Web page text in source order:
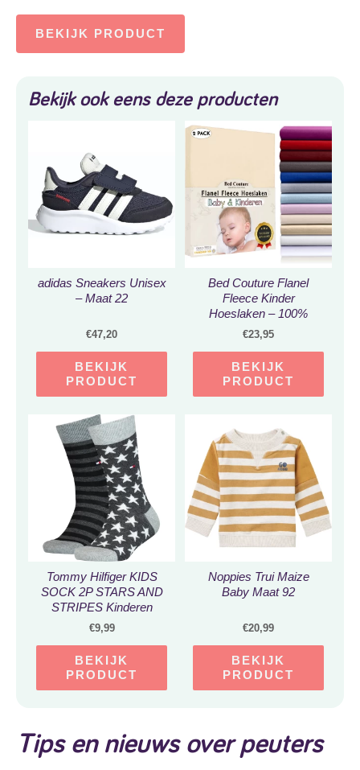
BEKIJK PRODUCT
Bekijk ook eens deze producten
adidas Sneakers Unisex
– Maat 22
€47,20
BEKIJK
PRODUCT
Bed Couture Flanel
Fleece Kinder
Hoeslaken – 100%
Katoen Extra zacht en
70×120 Cm – Ecru
€23,95
BEKIJK
PRODUCT
Tommy Hilfiger KIDS
SOCK 2P STARS AND
STRIPES Kinderen
Sokken Maat 23-26
€9,99
BEKIJK
PRODUCT
Noppies Trui Maize
Baby Maat 92
€20,99
BEKIJK
PRODUCT
Tips en nieuws over peuters